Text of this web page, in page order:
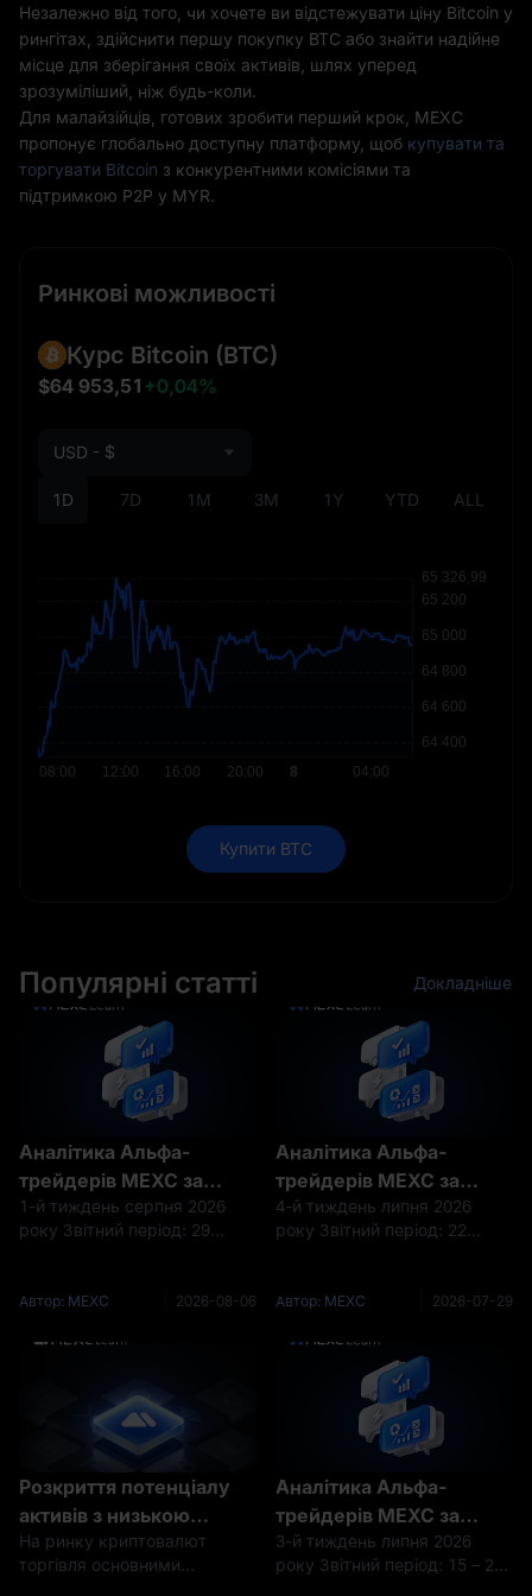
Незалежно від того, чи хочете ви відстежувати ціну Bitcoin у
рингітах, здійснити першу покупку BTC або знайти надійне
місце для зберігання своїх активів, шлях уперед
зрозуміліший, ніж будь-коли.
Для малайзійців, готових зробити перший крок, MEXC
пропонує глобально доступну платформу, щоб купувати та
торгувати Bitcoin з конкурентними комісіями та
підтримкою P2P у MYR.
Ринкові можливості
Курс Bitcoin (BTC)
$64 953,51 +0,04%
1D 7D 1M 3M 1Y YTD ALL
USD - $
Купити BTC
Популярні статті Докладніше
Аналітика Альфа-
трейдерів MEXC за
тиждень | BTC тестує
рівень 63 000 $ на тлі
підвищення ставки. Чи
про зайнятість?
1-й тиждень серпня 2026
року Звітний період: 29
2026 року Основний наратив
крипторинок пройшов
Автор: MEXC 2026-08-06
Аналітика Альфа-
трейдерів MEXC за
тиждень на MEXC |
Битва биків і ведмедів
важливий рівень
$ — чудова нагода для
купівлі чи бездонна
4-й тиждень липня 2026
року Звітний період: 22
Основний наратив Минулого
перейшов від оптимізму до
обережності. На початк
Автор: MEXC 2026-07-29
Розкриття потенціалу
активів з низькою
капіталізацією:
всеосяжний торговий
На ринку криптовалют
торгівля основними
Аналітика Альфа-
трейдерів MEXC за
тиждень | ETF
демонструють чистий
3-й тиждень липня 2026
року Звітний період: 15 – 21